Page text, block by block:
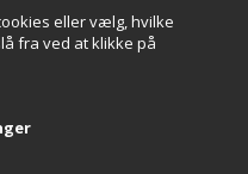
412 58 Göteborg
eller vælg, hvilke
fra ved at klikke på